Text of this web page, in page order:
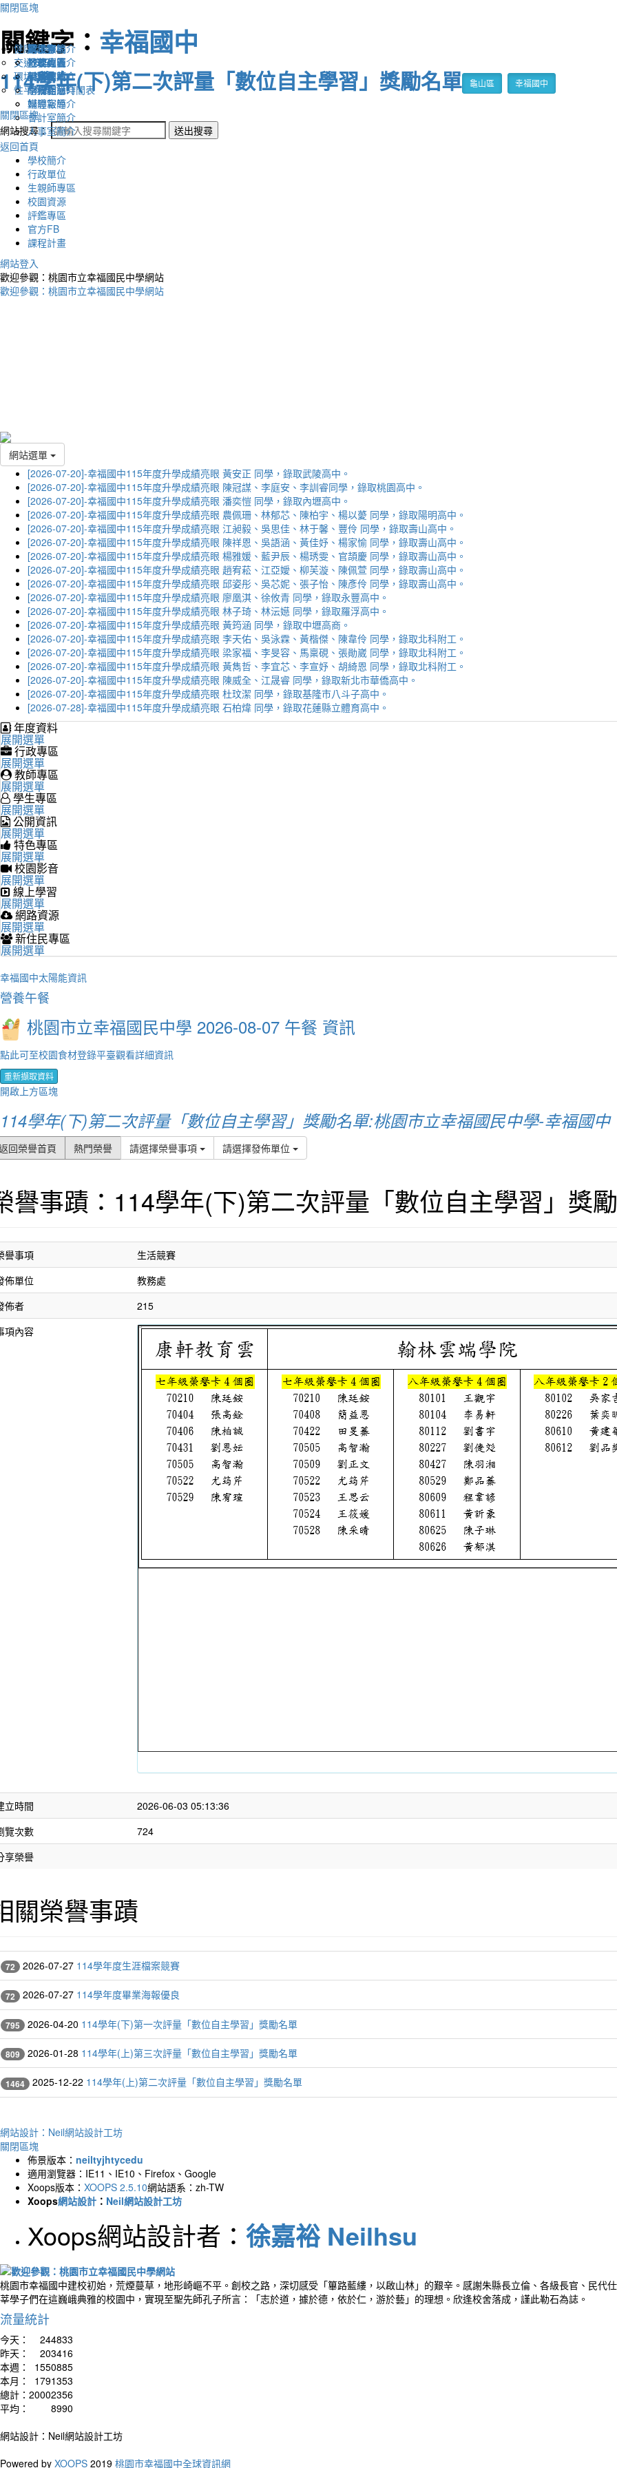
關閉區塊
關鍵字： 幸福國中
114學年(下)第二次評量「數位自主學習」獎勵名單 龜山區 幸福國中
關閉區塊
網站搜尋：
送出搜尋
返回首頁
學校簡介
認識幸福
地理位置
英文網站
幸福相簿
媒體報導
行政單位
校長室簡介
教務處簡介
學務處簡介
總務處簡介
輔導室簡介
會計室簡介
人事室簡介
生親師專區
新生專區
升學專區
圖書館藏
學校作息時間表
校園資源
電子報
下載列表
評鑑專區
健康促進
交通安全
環境教育
性平教育
官方FB
課程計畫
網站登入
歡迎參觀：桃園市立幸福國民中學網站
歡迎參觀：桃園市立幸福國民中學網站
網站選單
[2026-07-20]-幸福國中115年度升學成績亮眼 黃安正 同學，錄取武陵高中。
[2026-07-20]-幸福國中115年度升學成績亮眼 陳冠謀、李庭安、李訓睿同學，錄取桃園高中。
[2026-07-20]-幸福國中115年度升學成績亮眼 潘奕愷 同學，錄取內壢高中。
[2026-07-20]-幸福國中115年度升學成績亮眼 農佩珊、林郁芯、陳柏宇、楊以薆 同學，錄取陽明高中。
[2026-07-20]-幸福國中115年度升學成績亮眼 江昶毅、吳思佳、林于馨、豐伶 同學，錄取壽山高中。
[2026-07-20]-幸福國中115年度升學成績亮眼 陳祥恩、吳語涵、黃佳妤、楊家愉 同學，錄取壽山高中。
[2026-07-20]-幸福國中115年度升學成績亮眼 楊雅媛、藍尹辰、楊琇雯、官頡慶 同學，錄取壽山高中。
[2026-07-20]-幸福國中115年度升學成績亮眼 趙宥菘、江亞嬡、柳芙漩、陳佩萱 同學，錄取壽山高中。
[2026-07-20]-幸福國中115年度升學成績亮眼 邱姿彤、吳芯妮、張子怡、陳彥伶 同學，錄取壽山高中。
[2026-07-20]-幸福國中115年度升學成績亮眼 廖凰淇、徐攸青 同學，錄取永豐高中。
[2026-07-20]-幸福國中115年度升學成績亮眼 林子琦、林沄嬨 同學，錄取羅浮高中。
[2026-07-20]-幸福國中115年度升學成績亮眼 黃筠涵 同學，錄取中壢高商。
[2026-07-20]-幸福國中115年度升學成績亮眼 李天佑、吳泳霖、黃楷傑、陳韋伶 同學，錄取北科附工。
[2026-07-20]-幸福國中115年度升學成績亮眼 梁家福、李旻容、馬稟硯、張勛崴 同學，錄取北科附工。
[2026-07-20]-幸福國中115年度升學成績亮眼 黃雋哲、李宜芯、李宣妤、胡綺恩 同學，錄取北科附工。
[2026-07-20]-幸福國中115年度升學成績亮眼 陳威全、江晟睿 同學，錄取新北市華僑高中。
[2026-07-20]-幸福國中115年度升學成績亮眼 杜玟潔 同學，錄取基隆市八斗子高中。
[2026-07-28]-幸福國中115年度升學成績亮眼 石柏煒 同學，錄取花蓮縣立體育高中。
年度資料
展開選單
行政專區
展開選單
教師專區
展開選單
學生專區
展開選單
公開資訊
展開選單
特色專區
展開選單
校園影音
展開選單
線上學習
展開選單
網路資源
展開選單
新住民專區
展開選單
幸福國中太陽能資訊
營養午餐
桃園市立幸福國民中學 2026-08-07 午餐 資訊
點此可至校園食材登錄平臺觀看詳細資訊
重新擷取資料
開啟上方區塊
114學年(下)第二次評量「數位自主學習」獎勵名單:桃園市立幸福國民中學-幸福國中
回榮譽首頁 熱門榮譽 請選擇榮譽事項 請選擇發佈單位
譽事蹟：114學年(下)第二次評量「數位自主學習」獎
譽事項
生活競賽
佈單位
教務處
佈者
215
項內容
立時間
2026-06-03 05:13:36
覽次數
724
享榮譽
關榮譽事蹟
72 2026-07-27 114學年度生涯檔案競賽
72 2026-07-27 114學年度畢業海報優良
795 2026-04-20 114學年(下)第一次評量「數位自主學習」獎勵名單
809 2026-01-28 114學年(上)第三次評量「數位自主學習」獎勵名單
1464 2025-12-22 114學年(上)第二次評量「數位自主學習」獎勵名單
網站設計：Neil網站設計工坊
關閉區塊
佈景版本： neiltyjhtycedu
適用瀏覽器：IE11、IE10、Firefox、Google
Xoops版本： XOOPS 2.5.10網站語系：zh-TW
Xoops網站設計 ： Neil網站設計工坊
Xoops網站設計者： 徐嘉裕 Neilhsu
桃園市幸福國中建校初始，荒煙蔓草，地形崎嶇不平。創校之路，深切感受「篳路藍縷，以啟山林」的艱辛。感謝朱縣長立倫、各級長官、民
莘學子們在這巍峨典雅的校園中，實現至聖先師孔子所言：「志於道，據於德，依於仁，游於藝」的理想。欣逢校舍落成，謹此勒石為誌。
流量統計
今天：
244833
昨天：
203416
本週：
1550885
本月：
1791353
總計： 20002356
平均：
8990
網站設計：Neil網站設計工坊
Powered by XOOPS 2019 桃園市幸福國中全球資訊網